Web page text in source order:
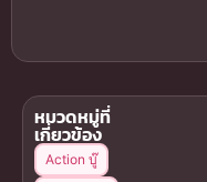
หมวดหมู่ที่
เกี่ยวข้อง
Action บู๊